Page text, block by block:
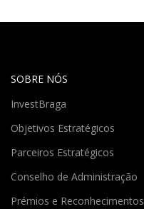
SOBRE NÓS
InvestBraga
Objetivos Estratégicos
Parceiros Estratégicos
Conselho de Administração
Prémios e Reconhecimentos